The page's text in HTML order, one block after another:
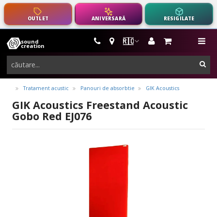
OUTLET ANIVERSARĂ RESIGILATE
🇷🇴
sound
creation
instrumente
muzicale,
echipamente
pro-
audio
Tratament acustic Panouri de absorbtie GIK Acoustics
GIK Acoustics Freestand Acoustic
Gobo Red EJ076